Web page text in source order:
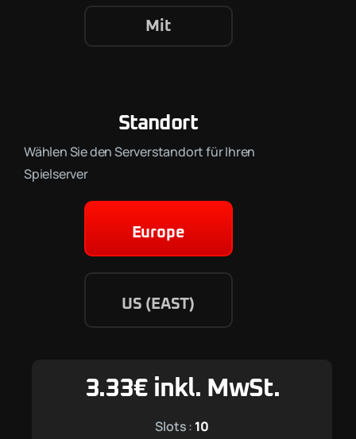
Mit
Standort
Wählen Sie den Serverstandort für Ihren
Spielserver
Europe
US (EAST)
3.33€ inkl. MwSt.
Slots: 10